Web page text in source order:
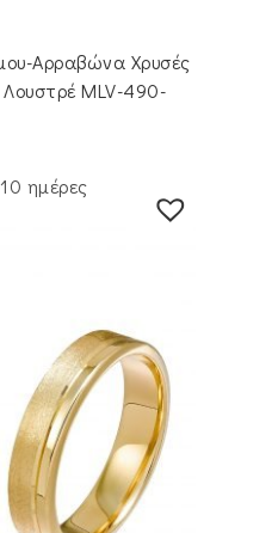
Αρραβώνα Χρυσές
MLV-490-
ημέρες